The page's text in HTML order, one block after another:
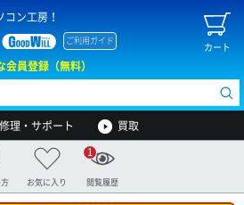
ン工房！
カート
ご利用ガイド
会員登録（無料）
修理・サポート 買取
お気に入り 閲覧履歴
1